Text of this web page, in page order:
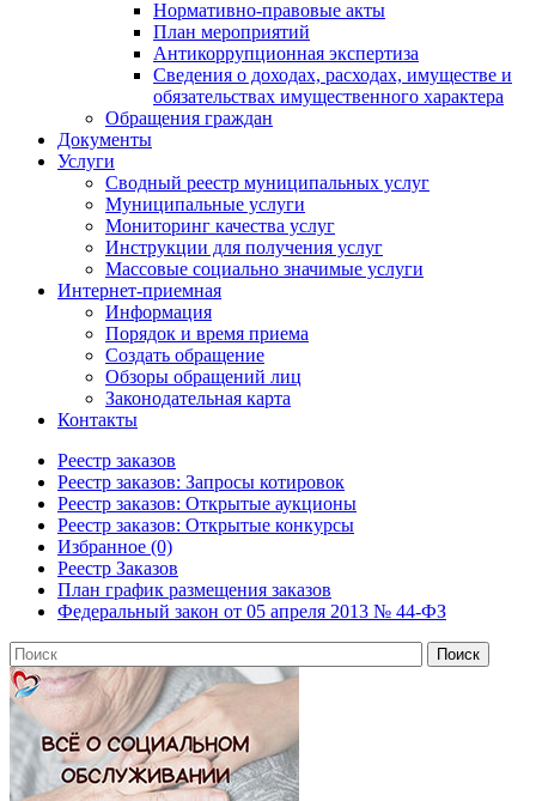
Нормативно-правовые акты
План мероприятий
Антикоррупционная экспертиза
Сведения о доходах, расходах, имуществе и
обязательствах имущественного характера
Обращения граждан
Документы
Услуги
Сводный реестр муниципальных услуг
Муниципальные услуги
Мониторинг качества услуг
Инструкции для получения услуг
Массовые социально значимые услуги
Интернет-приемная
Информация
Порядок и время приема
Создать обращение
Обзоры обращений лиц
Законодательная карта
Контакты
Реестр заказов
Реестр заказов: Запросы котировок
Реестр заказов: Открытые аукционы
Реестр заказов: Открытые конкурсы
Избранное (0)
Реестр Заказов
План график размещения заказов
Федеральный закон от 05 апреля 2013 № 44-ФЗ